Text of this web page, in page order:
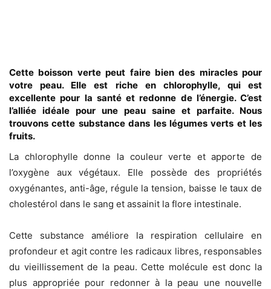
Cette boisson verte peut faire bien des miracles pour
votre peau. Elle est riche en chlorophylle, qui est
excellente pour la santé et redonne de l’énergie. C’est
l’alliée idéale pour une peau saine et parfaite. Nous
trouvons cette substance dans les légumes verts et les
fruits.
La chlorophylle donne la couleur verte et apporte de
l’oxygène aux végétaux. Elle possède des propriétés
oxygénantes, anti-âge, régule la tension, baisse le taux de
cholestérol dans le sang et assainit la flore intestinale.
Cette substance améliore la respiration cellulaire en
profondeur et agit contre les radicaux libres, responsables
du vieillissement de la peau. Cette molécule est donc la
plus appropriée pour redonner à la peau une nouvelle